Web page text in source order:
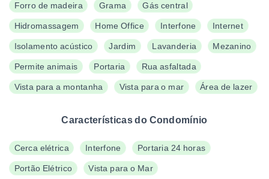
Forro de madeira Grama Gás central
Hidromassagem Home Office Interfone Internet
Isolamento acústico Jardim Lavanderia Mezanino
Permite animais Portaria Rua asfaltada
Vista para a montanha Vista para o mar Área de lazer
Características do Condomínio
Cerca elétrica Interfone Portaria 24 horas
Portão Elétrico Vista para o Mar